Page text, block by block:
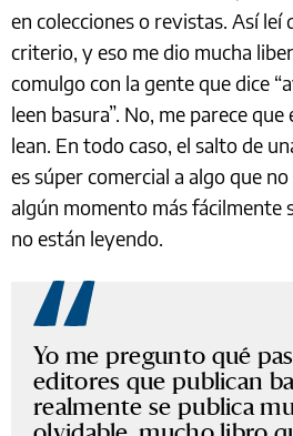
en colecciones o revistas. Así leí
criterio, y eso me dio mucha
comulgo con la gente que dice
leen basura”. No, me parece
lean. En todo caso, el salto de
es súper comercial a algo que
algún momento más fácilmente
no están leyendo.
Yo me pregunto qué
editores que publican
realmente se publica